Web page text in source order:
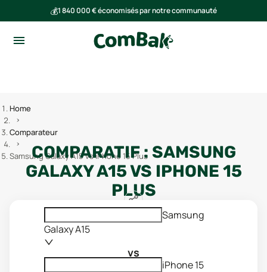
💰1 840 000 € économisés par notre communauté
Home
Comparateur
Samsung Galaxy A15 vs iPhone 15 Plus
COMPARATIF : SAMSUNG
GALAXY A15VS IPHONE 15
PLUS
Samsung
Galaxy A15
vs
iPhone 15